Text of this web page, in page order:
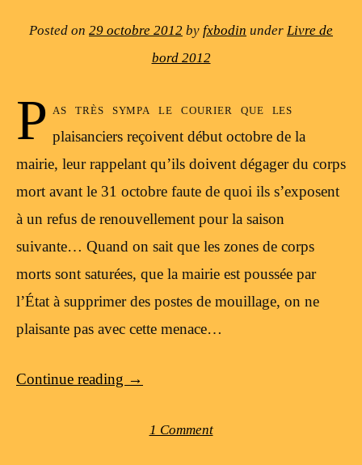
Posted on 29 octobre 2012 by fxbodin under Livre de
bord 2012
P as très sympa le courier que les
plaisanciers reçoivent début octobre de la
mairie, leur rappelant qu’ils doivent dégager du corps
mort avant le 31 octobre faute de quoi ils s’exposent
à un refus de renouvellement pour la saison
suivante… Quand on sait que les zones de corps
morts sont saturées, que la mairie est poussée par
l’État à supprimer des postes de mouillage, on ne
plaisante pas avec cette menace…
Continue reading →
1 Comment